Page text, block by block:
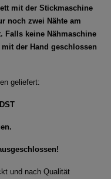
mit der Stickmaschine
noch zwei Nähte am
Falls keine Nähmaschine
der Hand geschlossen
geliefert:
und nach Qualität